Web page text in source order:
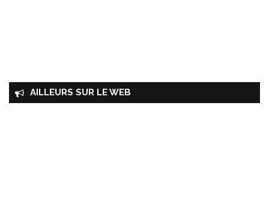
AILLEURS SUR LE WEB